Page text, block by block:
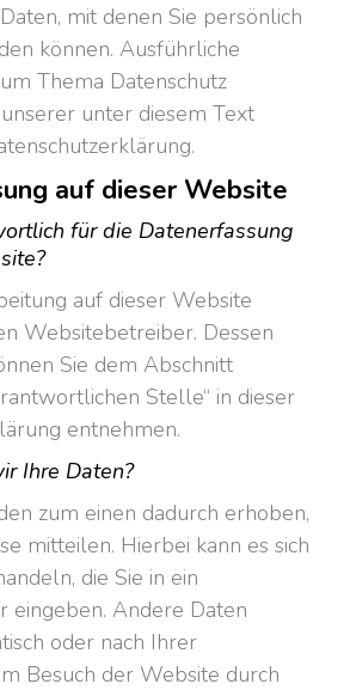
mit denen Sie persönlich
können. Ausführliche
Thema Datenschutz
unter diesem Text
auf dieser Website
für die Datenerfassung
auf dieser Website
Websitebetreiber. Dessen
Sie dem Abschnitt
Stelle“ in dieser
entnehmen.
Ihre Daten?
zum einen dadurch erhoben,
mitteilen. Hierbei kann es sich
die Sie in ein
eingeben. Andere Daten
oder nach Ihrer
Besuch der Website durch